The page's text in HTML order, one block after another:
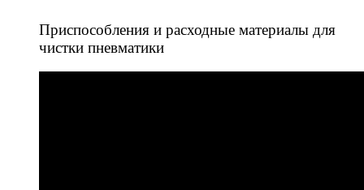
Приспособления и расходные материалы для
чистки пневматики